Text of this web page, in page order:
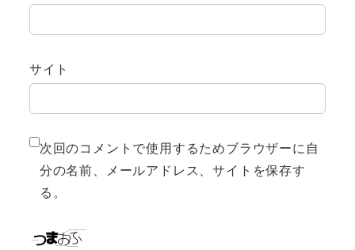
サイト
次回のコメントで使用するためブラウザーに自
分の名前、メールアドレス、サイトを保存す
る。